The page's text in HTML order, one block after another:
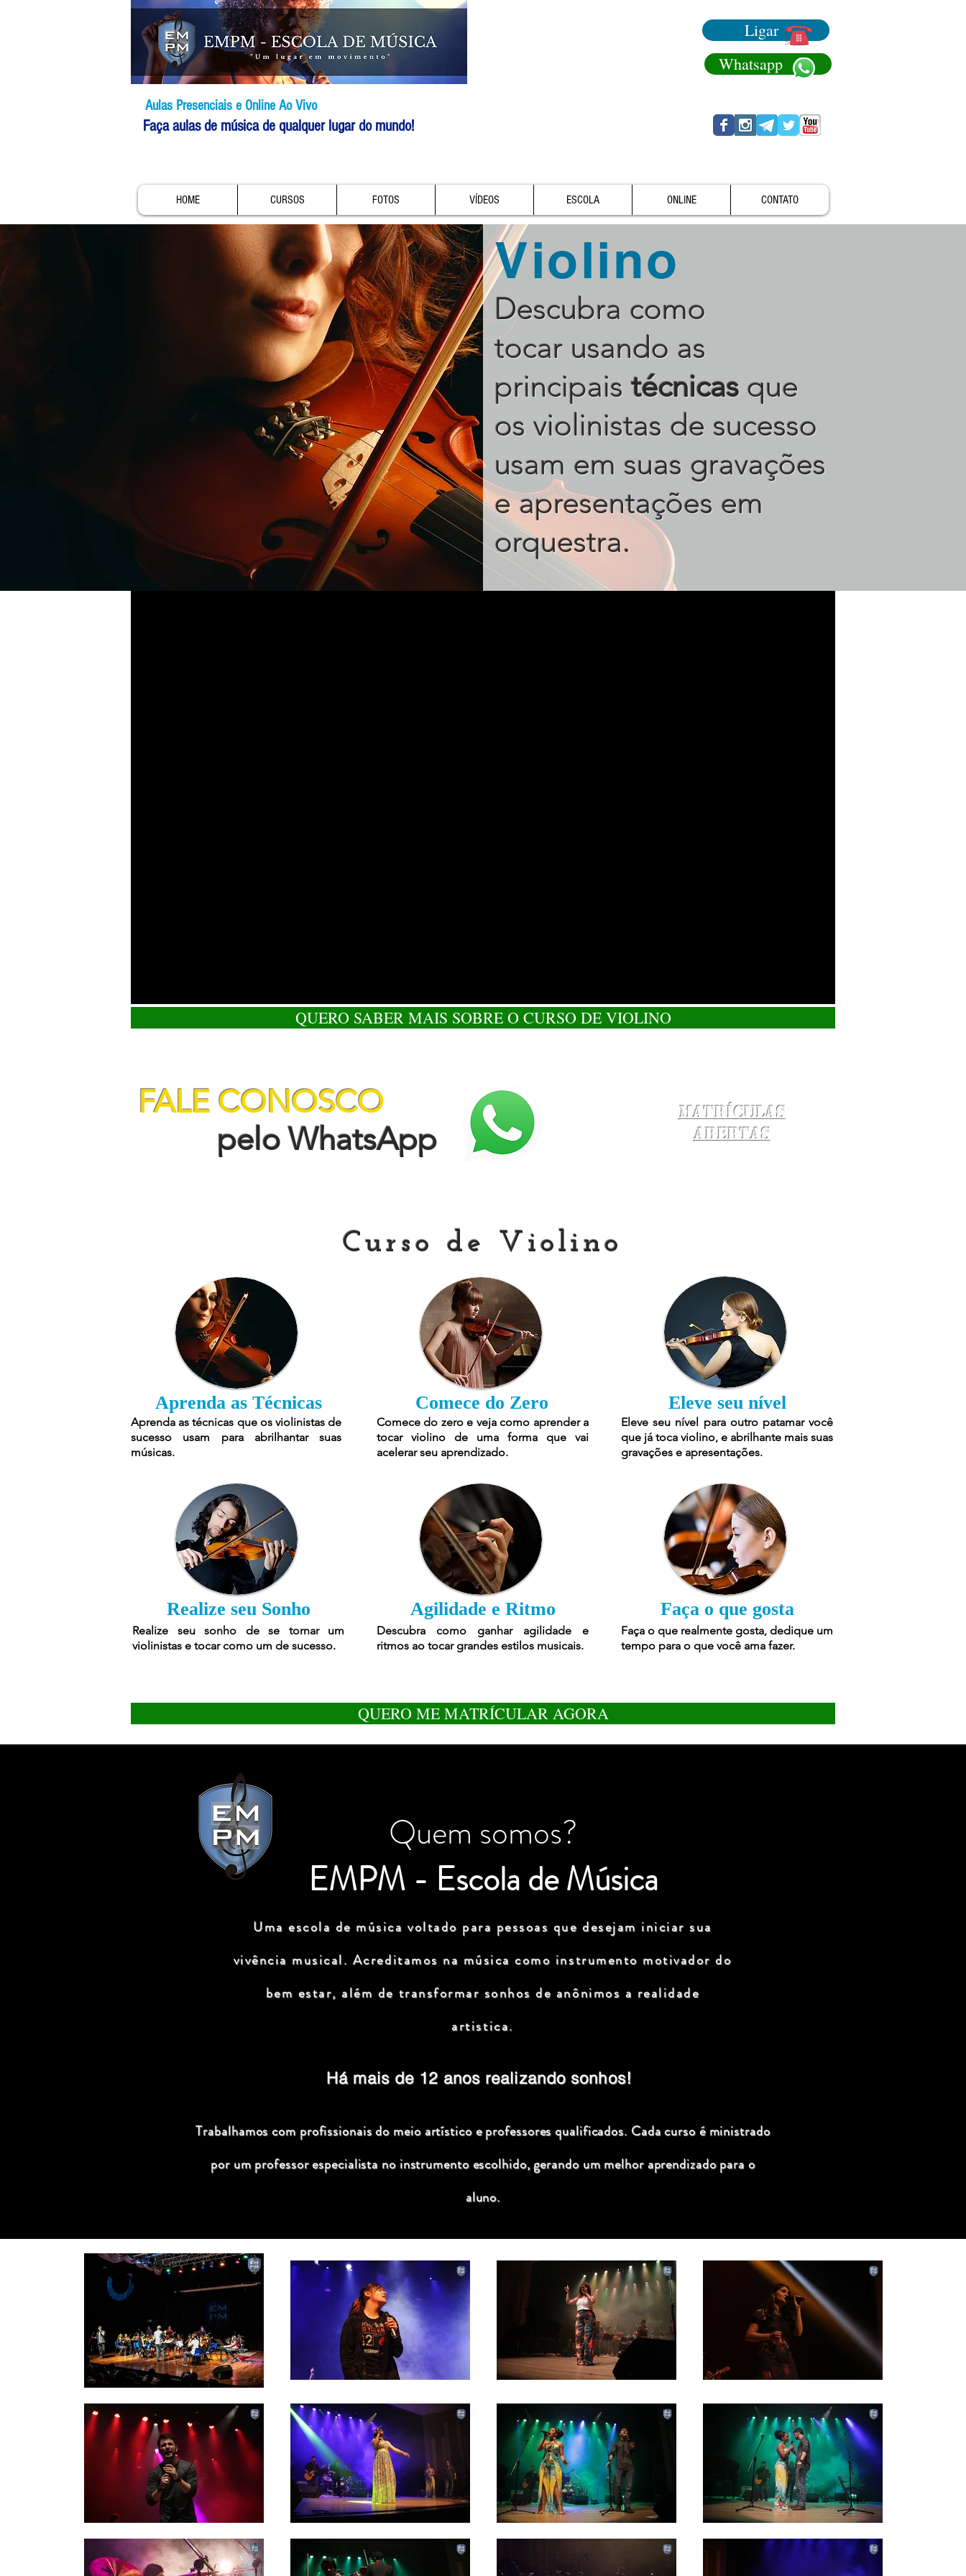
Ligar
Whatsapp
Aulas Presenciais e Online Ao Vivo
Faça aulas de música de qualquer lugar do mundo!
HOME CURSOS FOTOS VÍDEOS ESCOLA ONLINE CONTATO
Violino
Descubra como
tocar usando as
principaistécnicas que
os violinistas de sucesso
usam em suas gravações
e apresentações em
orquestra.
QUERO SABER MAIS SOBRE O CURSO DE VIOLINO
FALE CONOSCO
pelo WhatsApp
Matrículas
Abertas
Curso de Violino
Aprenda as Técnicas
Aprenda as técnicas que os violinistas de
sucesso usam para abrilhantar suas
músicas.
Realize seu Sonho
Realize seu sonho de se tornar um
violinistas e tocar como um de sucesso.
Comece do Zero
Comece do zero e veja como aprender a
tocar violino de uma forma que vai
acelerar seu aprendizado.
Agilidade e Ritmo
Descubra como ganhar agilidade e
ritmos ao tocar grandes estilos musicais.
Eleve seu nível
Eleve seu nível para outro patamar você
que já toca violino, e abrilhante mais suas
gravações e apresentações.
Faça o que gosta
Faça o que realmente gosta, dedique um
tempo para o que você ama fazer.
QUERO ME MATRÍCULAR AGORA
Quem somos?
EMPM - Escola de Música
Uma escola de música voltado para pessoas que desejam iniciar sua
vivência musical. Acreditamos na música como instrumento motivador do
bem estar, além de transformar sonhos de anônimos a realidade
artistica.
Há mais de 12 anos realizando sonhos!
Trabalhamos com profissionais do meio artístico e professores qualificados. Cada curso é ministrado
por um professor especialista no instrumento escolhido, gerando um melhor aprendizado para o
aluno.